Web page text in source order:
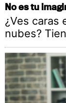
No es tu
¿Ves caras
nubes?